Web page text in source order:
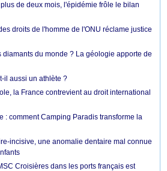
de deux mois, l'épidémie frôle le bilan
droits de l'homme de l'ONU réclame justice
diamants du monde ? La géologie apporte de
il aussi un athlète ?
la France contrevient au droit international
: comment Camping Paradis transforme la
incisive, une anomalie dentaire mal connue
Croisières dans les ports français est